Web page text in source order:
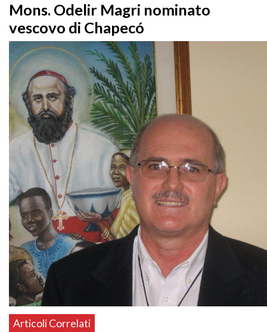
Mons. Odelir Magri nominato
vescovo di Chapecó
Articoli Correlati